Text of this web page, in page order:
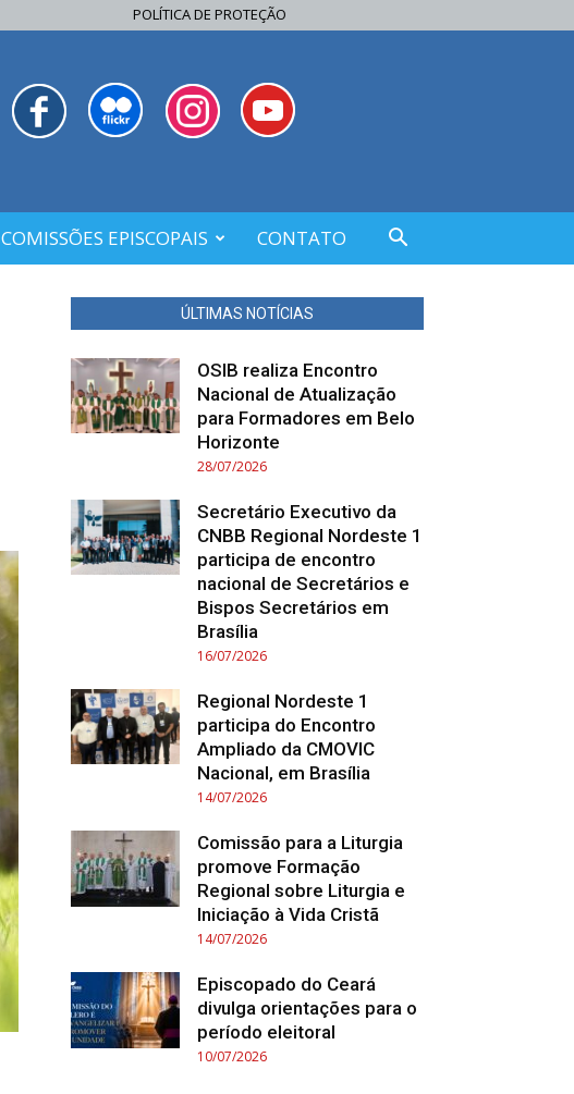
POLÍTICA DE PROTEÇÃO
COMISSÕES EPISCOPAIS CONTATO
ÚLTIMAS NOTÍCIAS
OSIB realiza Encontro
Nacional de Atualização
para Formadores em Belo
Horizonte
28/07/2026
Secretário Executivo da
CNBB Regional Nordeste 1
participa de encontro
nacional de Secretários e
Bispos Secretários em
Brasília
16/07/2026
Regional Nordeste 1
participa do Encontro
Ampliado da CMOVIC
Nacional, em Brasília
14/07/2026
Comissão para a Liturgia
promove Formação
Regional sobre Liturgia e
Iniciação à Vida Cristã
14/07/2026
Episcopado do Ceará
divulga orientações para o
período eleitoral
10/07/2026